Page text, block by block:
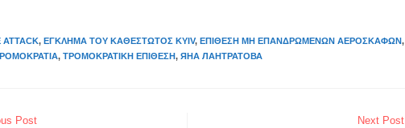
ATTACK, ΈΓΚΛΗΜΑ ΤΟΥ ΚΑΘΕΣΤΏΤΟΣ KYIV, ΕΠΊΘΕΣΗ ΜΗ ΕΠΑΝΔΡΩΜΈΝΩΝ ΑΕΡΟΣΚΑΦΏΝ,
, ΤΡΟΜΟΚΡΑΤΙΚΉ ΕΠΊΘΕΣΗ, ЯНА ЛАНТРАТОВА
Post Next Post